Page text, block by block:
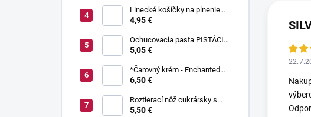
Linecké košíčky na plnenie
300 g
4,95 €
Ochucovacia pasta PISTÁCIA
70 g
5,05 €
*Čarovný krém - Enchanted
Cream ® 450 g
6,50 €
Roztierací nôž cukrársky s
ohnutou čepeľou 37 cm
5,50 €